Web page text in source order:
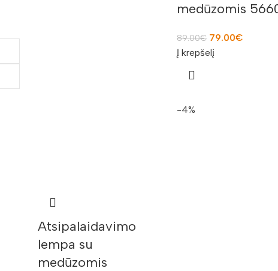
medūzomis
89.00€ 79.00€
Į krepšelį
Atsipalaidavimo
lempa su
medūzomis
-4%